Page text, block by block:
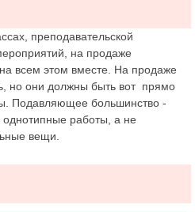
преподавательской
на продаже
всем этом вместе. На продаже
но они должны быть вот прямо
Подавляющее большинство -
работы, а не
вещи.